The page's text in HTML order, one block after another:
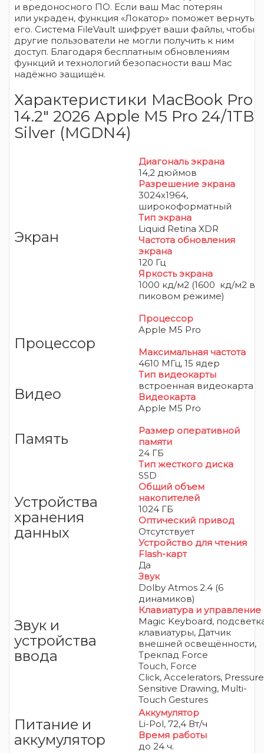
и вредоносного ПО. Если ваш Mac потерян
или украден, функция «Локатор» поможет вернуть
его. Система FileVault шифрует ваши файлы, чтобы
другие пользователи не могли получить к ним
доступ. Благодаря бесплатным обновлениям
функций и технологий безопасности ваш Mac
надёжно защищён.
Характеристики MacBook Pro
14.2″ 2026 Apple M5 Pro 24/1TB
Silver (MGDN4)
Экран
Диагональ экрана
14,2 дюймов
Разрешение экрана
3024x1964,
широкоформатный
Тип экрана
Liquid Retina XDR
Частота обновления
экрана
120 Гц
Яркость экрана
1000 кд/м2 (1600 кд/м2 в
пиковом режиме)
Процессор
Процессор
Apple M5 Pro
Максимальная частота
4610 МГц, 15 ядер
Видео
Тип видеокарты
встроенная видеокарта
Видеокарта
Apple M5 Pro
Память
Размер оперативной
памяти
24 ГБ
Устройства
хранения
данных
Тип жесткого диска
SSD
Общий объем
накопителей
1024 ГБ
Оптический привод
Отсутствует
Устройство для чтения
Flash-карт
Да
Звук и
устройства
ввода
Звук
Dolby Atmos 2.4 (6
динамиков)
Клавиатура и управление
Magic Keyboard,
клавиатуры, Датчик
внешней освещённости,
Трекпад Force
Touch, Force
Click, Accelerators,
Sensitive Drawing, Multi-
Touch Gestures
Питание и
аккумулятор
Аккумулятор
Li-Pol, 72,4 Вт/ч
Время работы
до 24 ч.